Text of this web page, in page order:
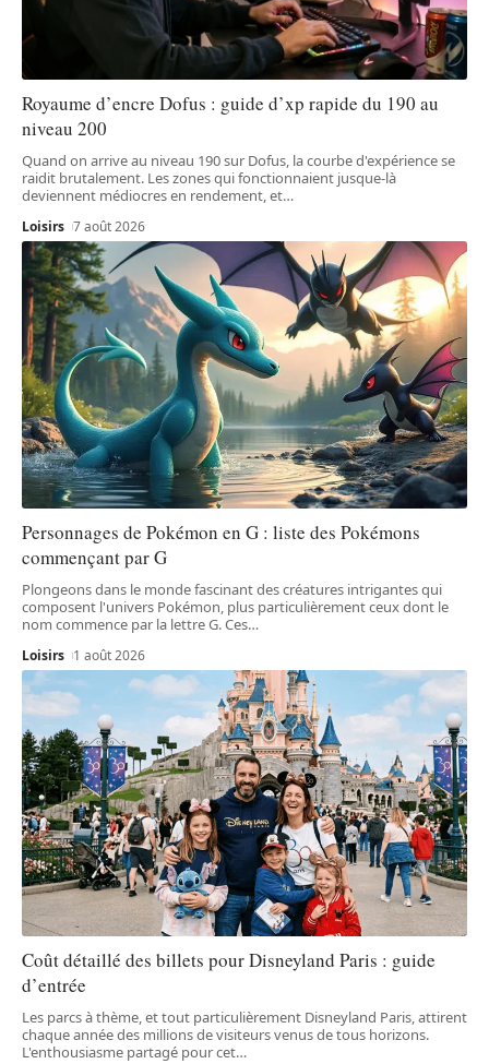
Royaume d’encre Dofus : guide d’xp rapide du 190 au
niveau 200
Quand on arrive au niveau 190 sur Dofus, la courbe d'expérience se
raidit brutalement. Les zones qui fonctionnaient jusque-là
deviennent médiocres en rendement, et…
Loisirs 7 août 2026
Personnages de Pokémon en G : liste des Pokémons
commençant par G
Plongeons dans le monde fascinant des créatures intrigantes qui
composent l'univers Pokémon, plus particulièrement ceux dont le
nom commence par la lettre G. Ces…
Loisirs 1 août 2026
Coût détaillé des billets pour Disneyland Paris : guide
d’entrée
Les parcs à thème, et tout particulièrement Disneyland Paris, attirent
chaque année des millions de visiteurs venus de tous horizons.
L'enthousiasme partagé pour cet…